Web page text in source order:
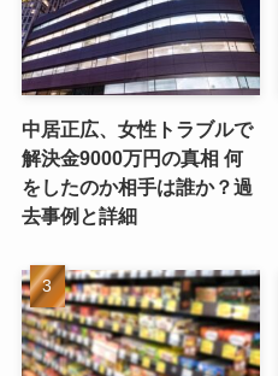
中居正広、女性トラブルで
解決金9000万円の真相 何
をしたのか相手は誰か？過
去事例と詳細